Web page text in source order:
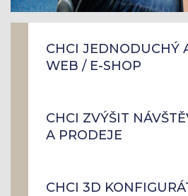
CHCI JEDNODUCHÝ
WEB / E-SHOP
CHCI ZVÝŠIT
A PRODEJE
CHCI 3D